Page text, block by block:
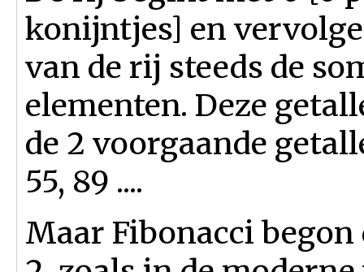
konijntjes] en
van de rij steeds de
elementen. Deze
de 2 voorgaande
55, 89 ....
Maar Fibonacci begon